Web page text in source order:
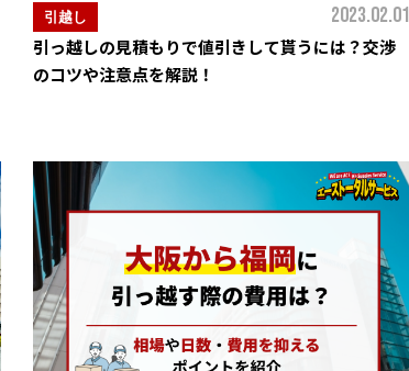
引越し 2023.02.01
引っ越しの見積もりで値引きして貰うには？交渉
のコツや注意点を解説！